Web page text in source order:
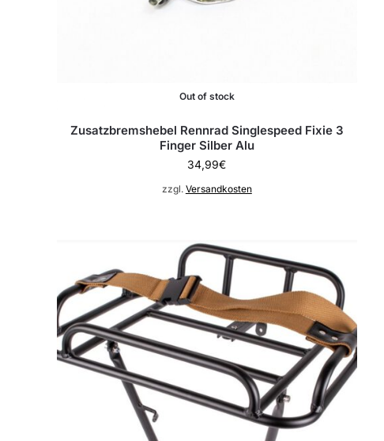
Out of stock
Zusatzbremshebel Rennrad Singlespeed Fixie 3
Finger Silber Alu
34,99€
zzgl. Versandkosten